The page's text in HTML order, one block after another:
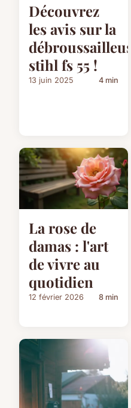
Découvrez
les avis sur la
débroussailleuse
stihl fs 55 !
13 juin 2025 4 min
La rose de
damas : l'art
de vivre au
quotidien
12 février 2026 8 min